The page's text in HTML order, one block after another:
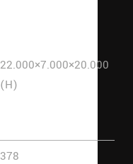
22.000×7.000×20.000
(H)
378